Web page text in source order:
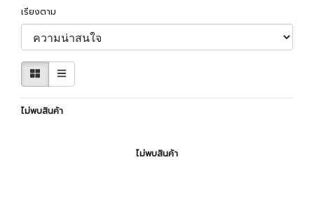
เรียงตาม
ไม่พบสินค้า
ไม่พบสินค้า